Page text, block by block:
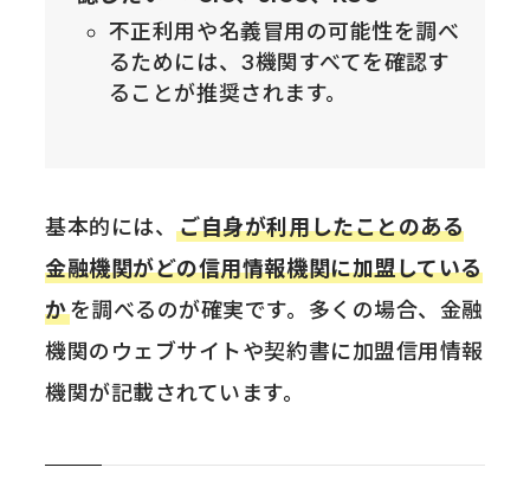
不正利用や名義冒用の可能性を調べ
るためには、3機関すべてを確認す
ることが推奨されます。
基本的には、ご自身が利用したことのある
金融機関がどの信用情報機関に加盟している
かを調べるのが確実です。多くの場合、金融
機関のウェブサイトや契約書に加盟信用情報
機関が記載されています。